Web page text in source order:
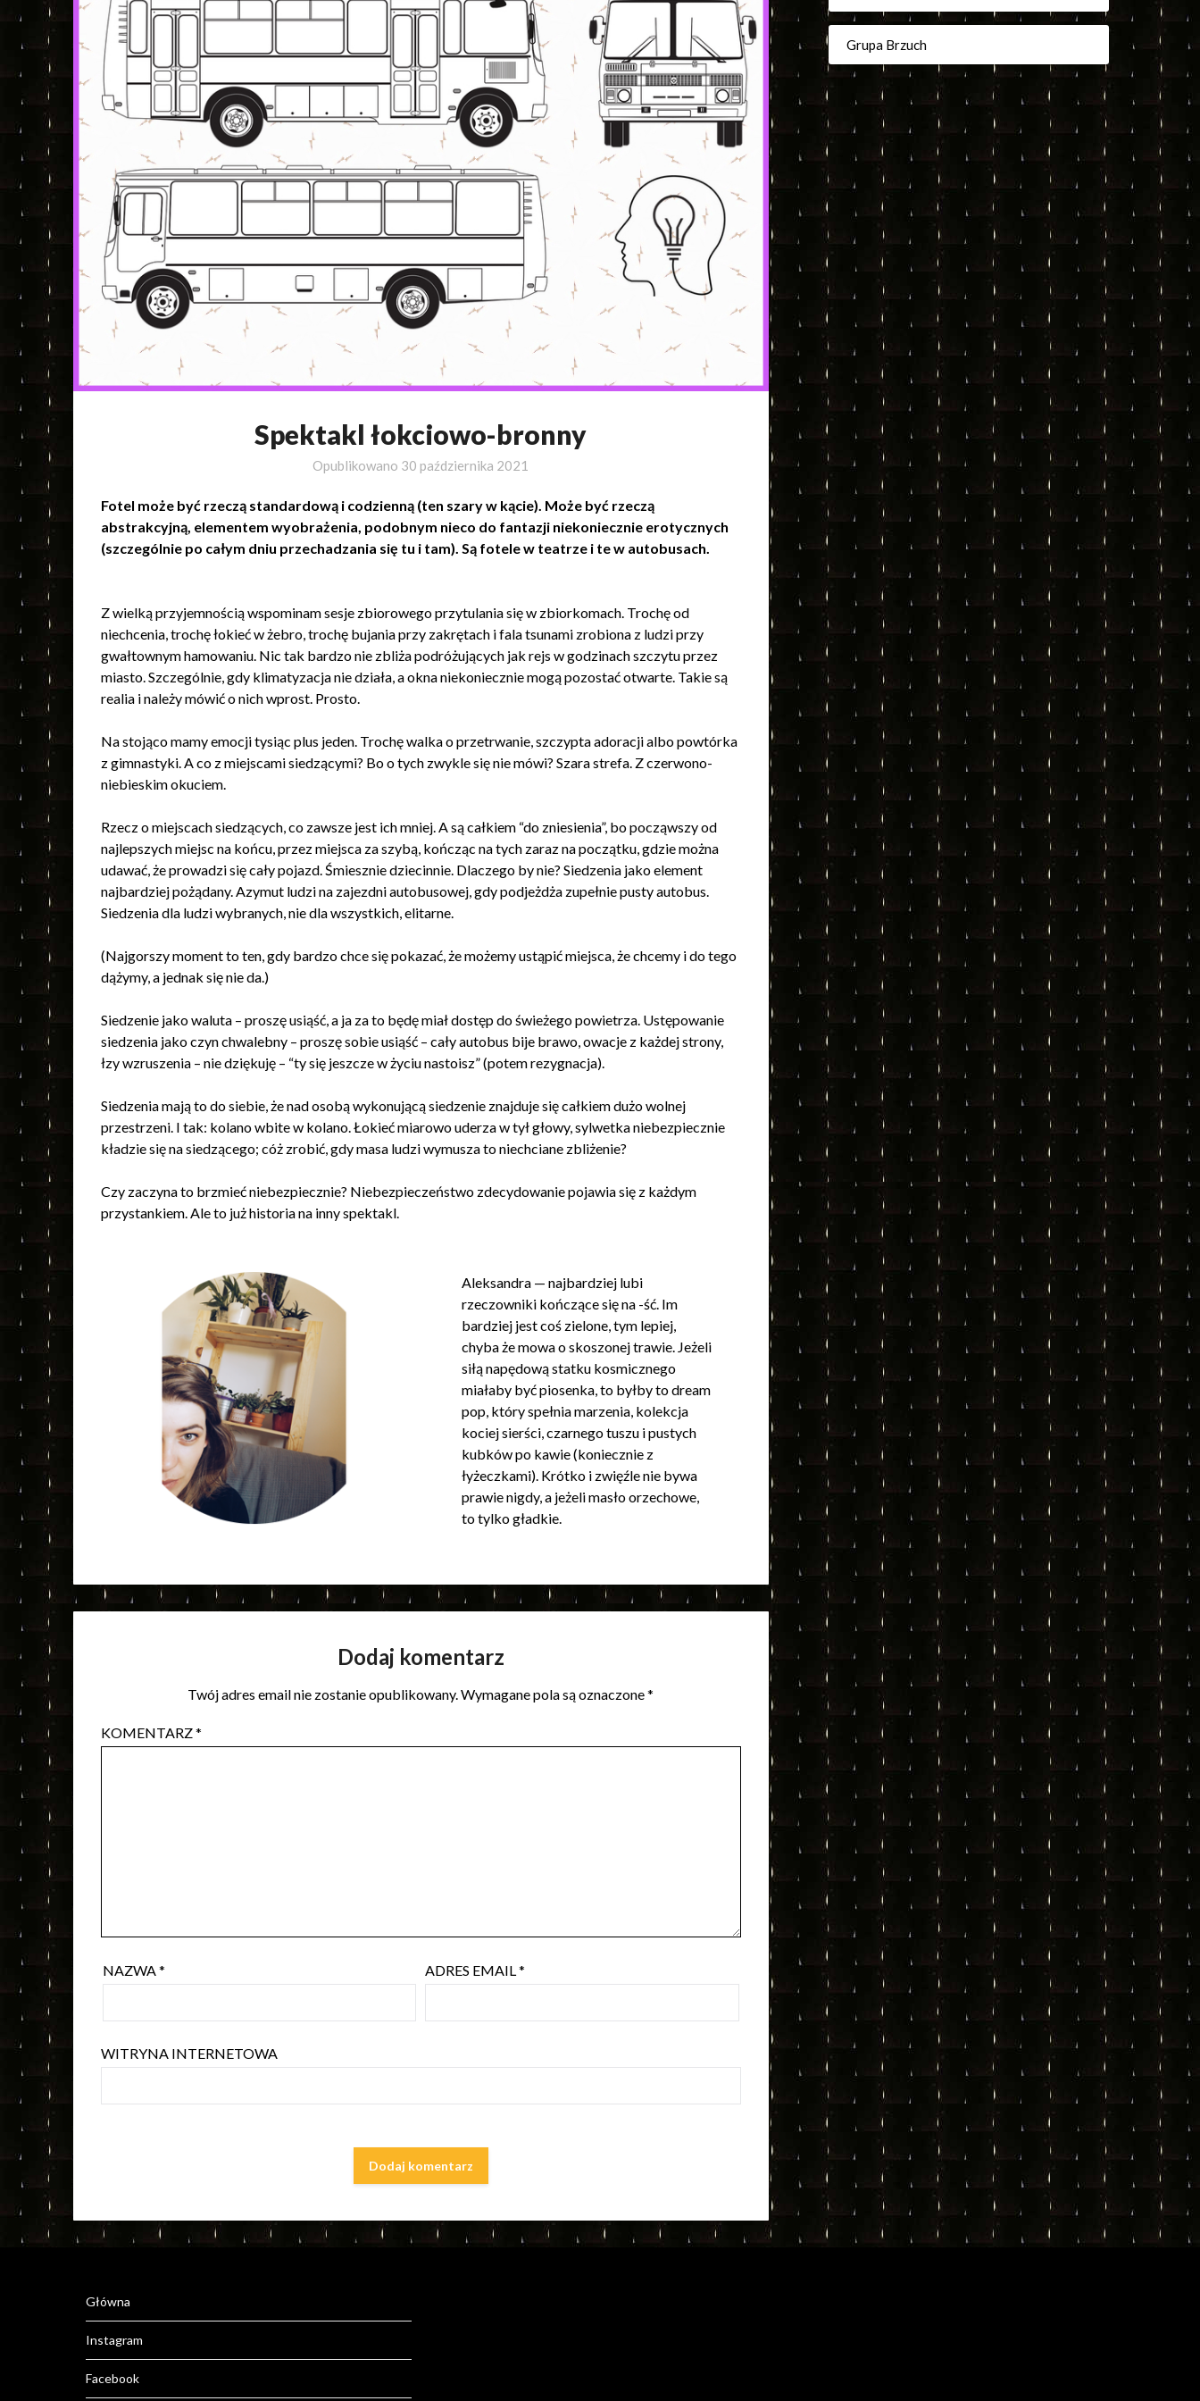
Spektakl łokciowo-bronny
Opublikowano 30 października 2021
Fotel może być rzeczą standardową i codzienną (ten szary w kącie). Może być rzeczą
abstrakcyjną, elementem wyobrażenia, podobnym nieco do fantazji niekoniecznie erotycznych
(szczególnie po całym dniu przechadzania się tu i tam). Są fotele w teatrze i te w autobusach.
Z wielką przyjemnością wspominam sesje zbiorowego przytulania się w zbiorkomach. Trochę od
niechcenia, trochę łokieć w żebro, trochę bujania przy zakrętach i fala tsunami zrobiona z ludzi przy
gwałtownym hamowaniu. Nic tak bardzo nie zbliża podróżujących jak rejs w godzinach szczytu przez
miasto. Szczególnie, gdy klimatyzacja nie działa, a okna niekoniecznie mogą pozostać otwarte. Takie są
realia i należy mówić o nich wprost. Prosto.
Na stojąco mamy emocji tysiąc plus jeden. Trochę walka o przetrwanie, szczypta adoracji albo powtórka
z gimnastyki. A co z miejscami siedzącymi? Bo o tych zwykle się nie mówi? Szara strefa. Z czerwono-
niebieskim okuciem.
Rzecz o miejscach siedzących, co zawsze jest ich mniej. A są całkiem “do zniesienia”, bo począwszy od
najlepszych miejsc na końcu, przez miejsca za szybą, kończąc na tych zaraz na początku, gdzie można
udawać, że prowadzi się cały pojazd. Śmiesznie dziecinnie. Dlaczego by nie? Siedzenia jako element
najbardziej pożądany. Azymut ludzi na zajezdni autobusowej, gdy podjeżdża zupełnie pusty autobus.
Siedzenia dla ludzi wybranych, nie dla wszystkich, elitarne.
(Najgorszy moment to ten, gdy bardzo chce się pokazać, że możemy ustąpić miejsca, że chcemy i do tego
dążymy, a jednak się nie da.)
Siedzenie jako waluta – proszę usiąść, a ja za to będę miał dostęp do świeżego powietrza. Ustępowanie
siedzenia jako czyn chwalebny – proszę sobie usiąść – cały autobus bije brawo, owacje z każdej strony,
łzy wzruszenia – nie dziękuję – “ty się jeszcze w życiu nastoisz” (potem rezygnacja).
Siedzenia mają to do siebie, że nad osobą wykonującą siedzenie znajduje się całkiem dużo wolnej
przestrzeni. I tak: kolano wbite w kolano. Łokieć miarowo uderza w tył głowy, sylwetka niebezpiecznie
kładzie się na siedzącego; cóż zrobić, gdy masa ludzi wymusza to niechciane zbliżenie?
Czy zaczyna to brzmieć niebezpiecznie? Niebezpieczeństwo zdecydowanie pojawia się z każdym
przystankiem. Ale to już historia na inny spektakl.
Aleksandra — najbardziej lubi
rzeczowniki kończące się na -ść. Im
bardziej jest coś zielone, tym lepiej,
chyba że mowa o skoszonej trawie. Jeżeli
siłą napędową statku kosmicznego
miałaby być piosenka, to byłby to dream
pop, który spełnia marzenia, kolekcja
kociej sierści, czarnego tuszu i pustych
kubków po kawie (koniecznie z
łyżeczkami). Krótko i zwięźle nie bywa
prawie nigdy, a jeżeli masło orzechowe,
to tylko gładkie.
Dodaj komentarz
Twój adres email nie zostanie opublikowany. Wymagane pola są oznaczone*
KOMENTARZ*
NAZWA* ADRES EMAIL*
WITRYNA INTERNETOWA
Grupa Brzuch
Główna
Instagram
Facebook